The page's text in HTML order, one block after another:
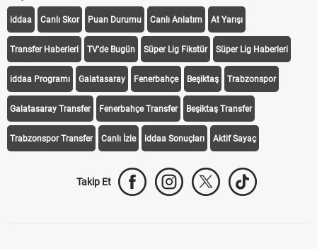
KEŞFET
iddaa Canlı Skor Puan Durumu Canlı Anlatım At Yarışı
Transfer Haberleri TV'de Bugün Süper Lig Fikstür Süper Lig Haberleri
iddaa Programı Galatasaray Fenerbahçe Beşiktaş Trabzonspor
Galatasaray Transfer Fenerbahçe Transfer Beşiktaş Transfer
Canlı İzle iddaa Sonuçları Aktif Sayaç